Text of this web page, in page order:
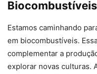
Biocombustíveis
Estamos caminhando
em biocombustíveis.
complementar a
explorar novas culturas.